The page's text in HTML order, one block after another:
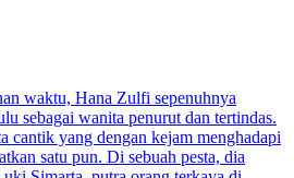
waktu, Hana Zulfi sepenuhnya
sebagai wanita penurut dan tertindas.
cantik yang dengan kejam menghadapi
satu pun. Di sebuah pesta, dia